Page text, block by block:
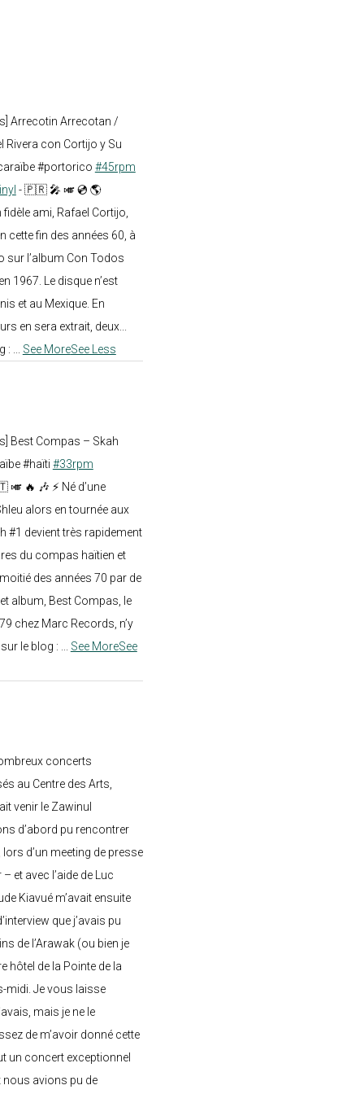
Arrecotin Arrecotan /
Rivera con Cortijo y Su
#portorico #45rpm
- 🇵🇷 🎤 🎺 💿 🌎
ami, Rafael Cortijo,
cette fin des années 60, à
sur l’album Con Todos
1967. Le disque n’est
et au Mexique. En
en sera extrait, deux...
:
See MoreSee Less
Best Compas – Skah
#haïti #33rpm
🔥 🎶 ⚡ Né d’une
alors en tournée aux
#1 devient très rapidement
du compas haïtien et
des années 70 par de
album, Best Compas, le
chez Marc Records, n’y
le blog :
See MoreSee
concerts
au Centre des Arts,
venir le Zawinul
d’abord pu rencontrer
d’un meeting de presse
et avec l’aide de Luc
Kiavué m’avait ensuite
que j’avais pu
de l’Arawak (ou bien je
hôtel de la Pointe de la
midi. Je vous laisse
mais je ne le
de m’avoir donné cette
un concert exceptionnel
nous avions pu de